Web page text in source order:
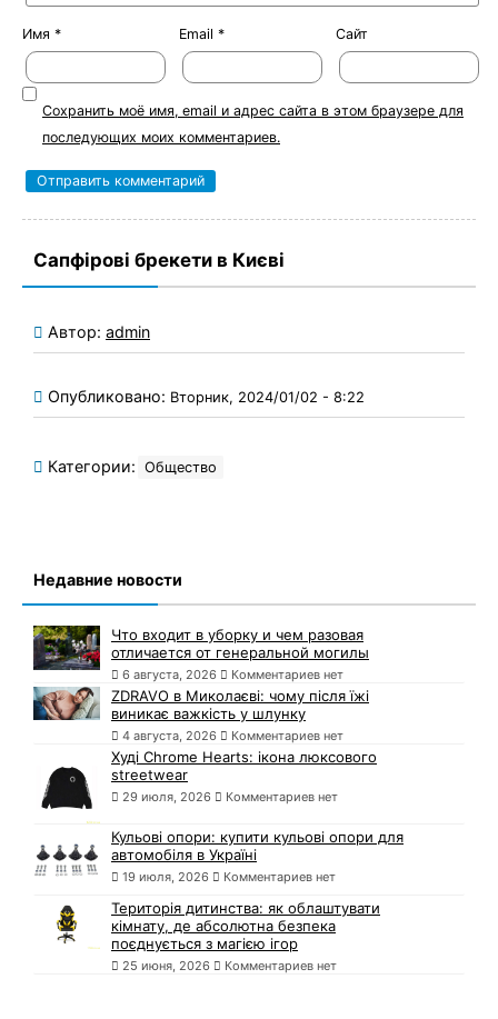
Имя * Email * Сайт
Сохранить моё имя, email и адрес сайта в этом браузере для
последующих моих комментариев.
Сапфірові брекети в Києві
Автор: admin
Опубликовано: Вторник, 2024/01/02 - 8:22
Категории: Общество
Недавние новости
Что входит в уборку и чем разовая
отличается от генеральной могилы
6 августа, 2026 Комментариев нет
ZDRAVO в Миколаєві: чому після їжі
виникає важкість у шлунку
4 августа, 2026 Комментариев нет
Худі Chrome Hearts: ікона люксового
streetwear
29 июля, 2026 Комментариев нет
Кульові опори: купити кульові опори для
автомобіля в Україні
19 июля, 2026 Комментариев нет
Територія дитинства: як облаштувати
кімнату, де абсолютна безпека
поєднується з магією ігор
25 июня, 2026 Комментариев нет